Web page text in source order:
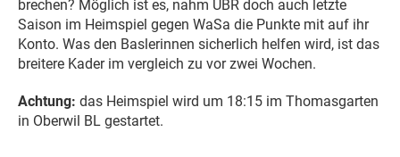
brechen? Möglich ist es, nahm UBR doch auch letzte
Saison im Heimspiel gegen WaSa die Punkte mit auf ihr
Konto. Was den Baslerinnen sicherlich helfen wird, ist das
breitere Kader im vergleich zu vor zwei Wochen.
Achtung: das Heimspiel wird um 18:15 im Thomasgarten
in Oberwil BL gestartet.